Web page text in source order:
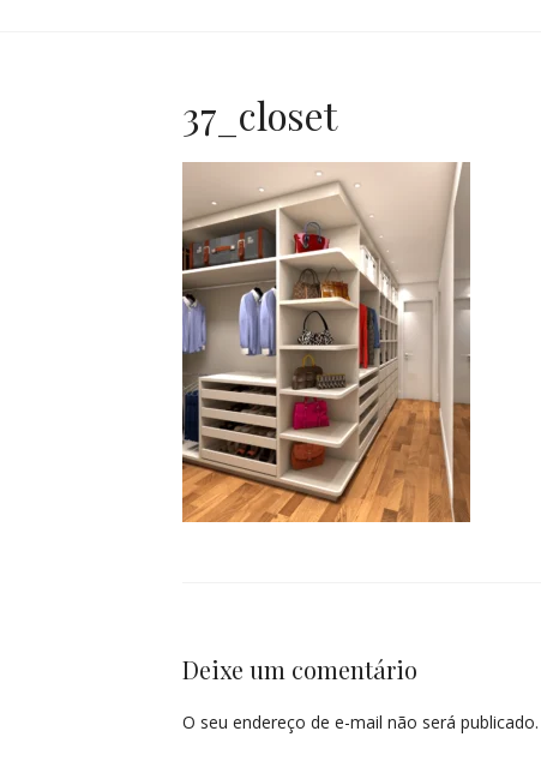
37_closet
Deixe um comentário
O seu endereço de e-mail não será publicado.